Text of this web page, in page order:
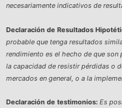
necesariamente indicativos de
Declaración de Resultados
probable que tenga resultados
rendimiento es el hecho de que
la capacidad de resistir pérdidas o
mercados en general, o a la
Declaración de testimonios: Es